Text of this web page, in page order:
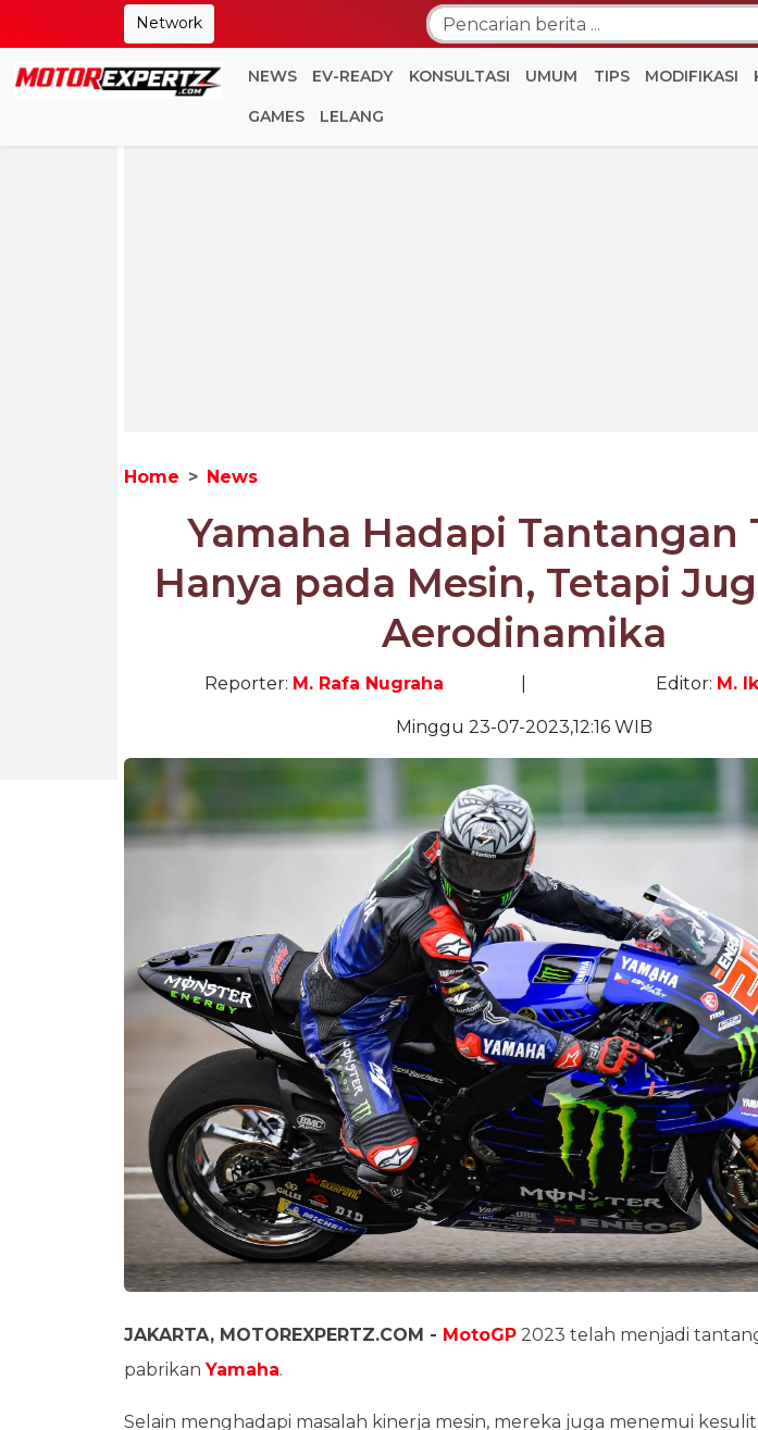
Network
NEWS EV-READY KONSULTASI UMUM TIPS MODIFIKASI
GAMES LELANG
Home News
Yamaha Hadapi Tantangan
Hanya pada Mesin, Tetapi
Aerodinamika
Reporter: M. Rafa Nugraha Editor: M.
Minggu 23-07-2023,12:16 WIB
JAKARTA, MOTOREXPERTZ.COM - MotoGP 2023 telah menjadi
pabrikanYamaha.
Selain menghadapi masalah kinerja mesin, mereka juga menemui